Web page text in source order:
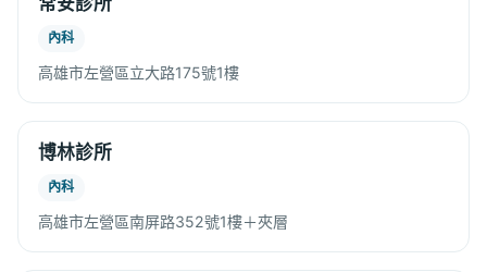
內科
高雄市左營區立大路175號1樓
博林診所
內科
高雄市左營區南屏路352號1樓＋夾層